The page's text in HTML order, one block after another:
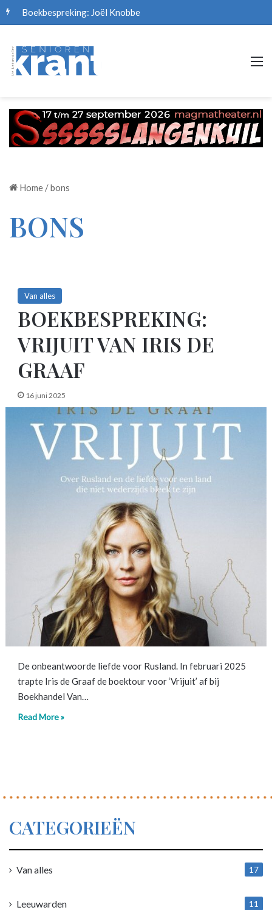
Boekbespreking: Joël Knobbe
Home /bons
BONS
Van alles
BOEKBESPREKING:
VRIJUIT VAN IRIS DE
GRAAF
16 juni 2025
De onbeantwoorde liefde voor Rusland. In februari 2025
trapte Iris de Graaf de boektour voor ‘Vrijuit’ af bij
Boekhandel Van…
Read More »
CATEGORIEËN
Van alles
17
Leeuwarden
11